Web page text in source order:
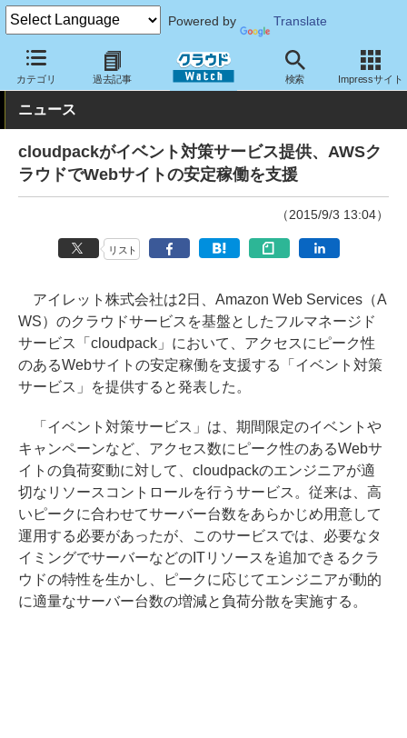
Powered by Translate
カテゴリ 過去記事 検索 Impressサイト
クラウド Watch サービス・ソフト サービス 運用・監視
ニュース
cloudpackがイベント対策サービス提供、AWSク
ラウドでWebサイトの安定稼働を支援
（2015/9/3 13:04）
リスト
アイレット株式会社は2日、Amazon Web Services（A
WS）のクラウドサービスを基盤としたフルマネージド
サービス「cloudpack」において、アクセスにピーク性
のあるWebサイトの安定稼働を支援する「イベント対策
サービス」を提供すると発表した。
「イベント対策サービス」は、期間限定のイベントや
キャンペーンなど、アクセス数にピーク性のあるWebサ
イトの負荷変動に対して、cloudpackのエンジニアが適
切なリソースコントロールを行うサービス。従来は、高
いピークに合わせてサーバー台数をあらかじめ用意して
運用する必要があったが、このサービスでは、必要なタ
イミングでサーバーなどのITリソースを追加できるクラ
ウドの特性を生かし、ピークに応じてエンジニアが動的
に適量なサーバー台数の増減と負荷分散を実施する。